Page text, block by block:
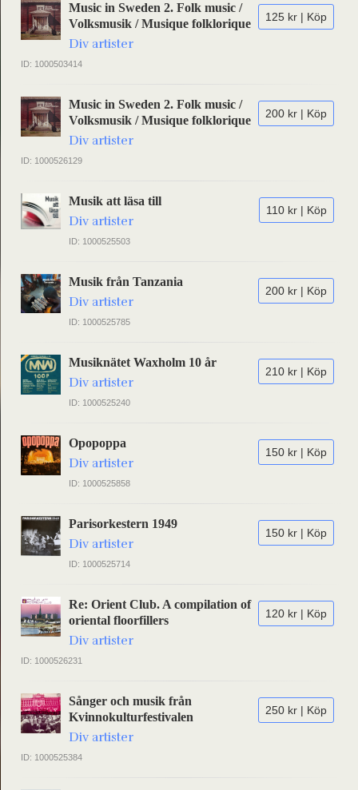
125 kr | Köp
Music in Sweden 2. Folk music /
Volksmusik / Musique folklorique
Div artister
ID: 1000503414
200 kr | Köp
Music in Sweden 2. Folk music /
Volksmusik / Musique folklorique
Div artister
ID: 1000526129
110 kr | Köp
Musik att läsa till
Div artister
ID: 1000525503
200 kr | Köp
Musik från Tanzania
Div artister
ID: 1000525785
210 kr | Köp
Musiknätet Waxholm 10 år
Div artister
ID: 1000525240
150 kr | Köp
Opopoppa
Div artister
ID: 1000525858
150 kr | Köp
Parisorkestern 1949
Div artister
ID: 1000525714
120 kr | Köp
Re: Orient Club. A compilation of
oriental floorfillers
Div artister
ID: 1000526231
250 kr | Köp
Sånger och musik från
Kvinnokulturfestivalen
Div artister
ID: 1000525384